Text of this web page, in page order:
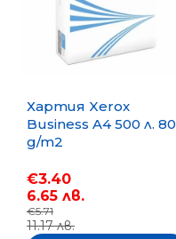
Хартия Xerox
Business A4 500 л. 80
g/m2
€3.40
6.65 лв.
€5.71
11.17 лв.